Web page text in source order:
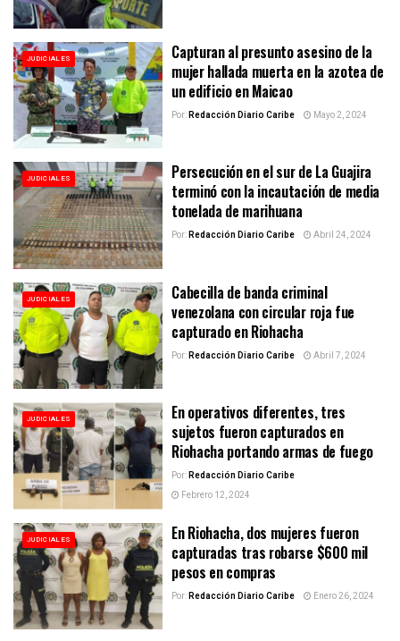
JUDICIALES
Capturan al presunto asesino de la
mujer hallada muerta en la azotea de
un edificio en Maicao
Por:Redacción Diario Caribe Mayo 2, 2024
JUDICIALES
Persecución en el sur de La Guajira
terminó con la incautación de media
tonelada de marihuana
Por:Redacción Diario Caribe Abril 24, 2024
JUDICIALES
Cabecilla de banda criminal
venezolana con circular roja fue
capturado en Riohacha
Por:Redacción Diario Caribe Abril 7, 2024
JUDICIALES
En operativos diferentes, tres
sujetos fueron capturados en
Riohacha portando armas de fuego
Por:Redacción Diario Caribe
Febrero 12, 2024
JUDICIALES
En Riohacha, dos mujeres fueron
capturadas tras robarse $600 mil
pesos en compras
Por:Redacción Diario Caribe Enero 26, 2024